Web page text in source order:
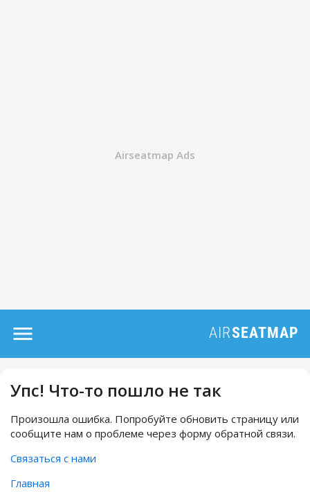
Упс! Что-то пошло не так
Произошла ошибка. Попробуйте обновить страницу или
сообщите нам о проблеме через форму обратной связи.
Связаться с нами
Главная